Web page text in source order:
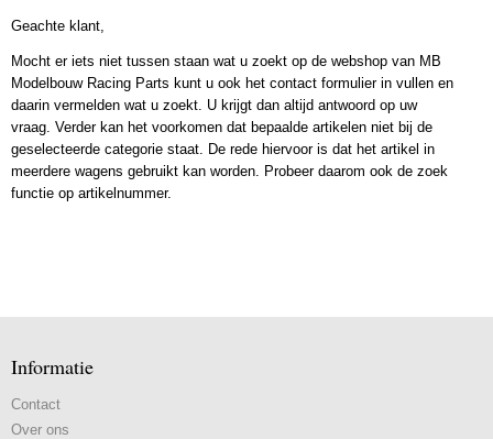
Geachte klant,
Mocht er iets niet tussen staan wat u zoekt op de webshop van MB
Modelbouw Racing Parts kunt u ook het contact formulier in vullen en
daarin vermelden wat u zoekt. U krijgt dan altijd antwoord op uw
vraag. Verder kan het voorkomen dat bepaalde artikelen niet bij de
geselecteerde categorie staat. De rede hiervoor is dat het artikel in
meerdere wagens gebruikt kan worden. Probeer daarom ook de zoek
functie op artikelnummer.
Informatie
Contact
Over ons